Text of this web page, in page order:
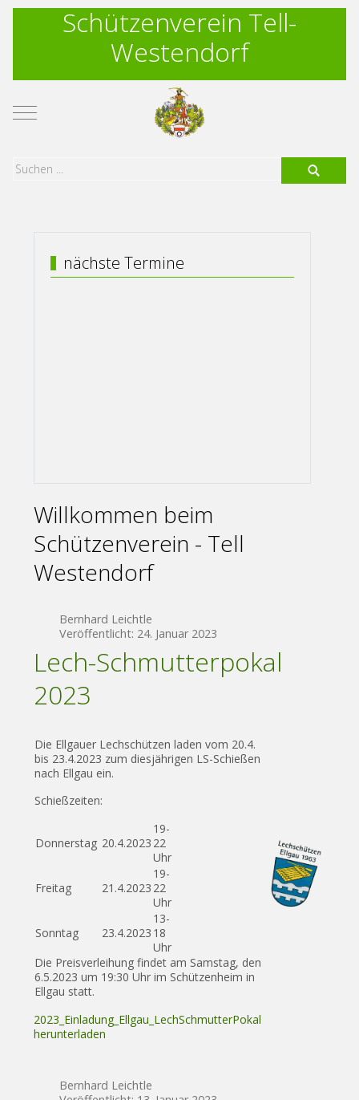
Schützenverein Tell-
Westendorf
Mobile Menu Toggle
nächste Termine
Willkommen beim
Schützenverein - Tell
Westendorf
Bernhard Leichtle
Veröffentlicht: 24. Januar 2023
Lech-Schmutterpokal
2023
Die Ellgauer Lechschützen laden vom 20.4.
bis 23.4.2023 zum diesjährigen LS-Schießen
nach Ellgau ein.
Schießzeiten:
Donnerstag 20.4.2023
19-
22
Uhr
Freitag
21.4.2023
19-
22
Uhr
Sonntag
23.4.2023
13-
18
Uhr
Die Preisverleihung findet am Samstag, den
6.5.2023 um 19:30 Uhr im Schützenheim in
Ellgau statt.
2023_Einladung_Ellgau_LechSchmutterPokal
herunterladen
Bernhard Leichtle